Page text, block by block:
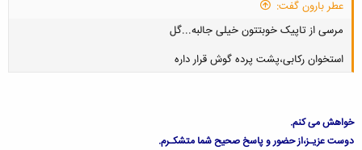
عطر بارون گفت:
مرسی از تاپیک خوبتتون خیلی جالبه...گل
استخوان رکابی،پشت پرده گوش قرار داره
کلیک کنید تا باز شود...
خواهش می کنم.
دوست عزیـز،از حضور و پاسخ صحیح شما متشکـرم.